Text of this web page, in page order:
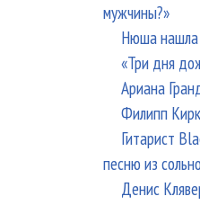
мужчины?»
Нюша нашла
«Три дня
Ариана
Филипп
Гитарист
песню из
Денис